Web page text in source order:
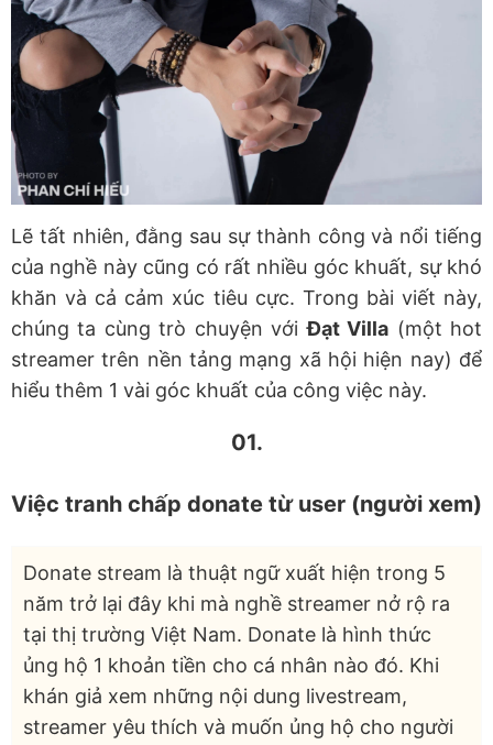
Lẽ tất nhiên, đằng sau sự thành công và nổi tiếng
của nghề này cũng có rất nhiều góc khuất, sự khó
khăn và cả cảm xúc tiêu cực. Trong bài viết này,
chúng ta cùng trò chuyện vớiĐạt Villa (một hot
streamer trên nền tảng mạng xã hội hiện nay) để
hiểu thêm 1 vài góc khuất của công việc này.
01.
Việc tranh chấp donate từ user (người xem)
Donate stream là thuật ngữ xuất hiện trong 5
năm trở lại đây khi mà nghề streamer nở rộ ra
tại thị trường Việt Nam. Donate là hình thức
ủng hộ 1 khoản tiền cho cá nhân nào đó. Khi
khán giả xem những nội dung livestream,
streamer yêu thích và muốn ủng hộ cho người